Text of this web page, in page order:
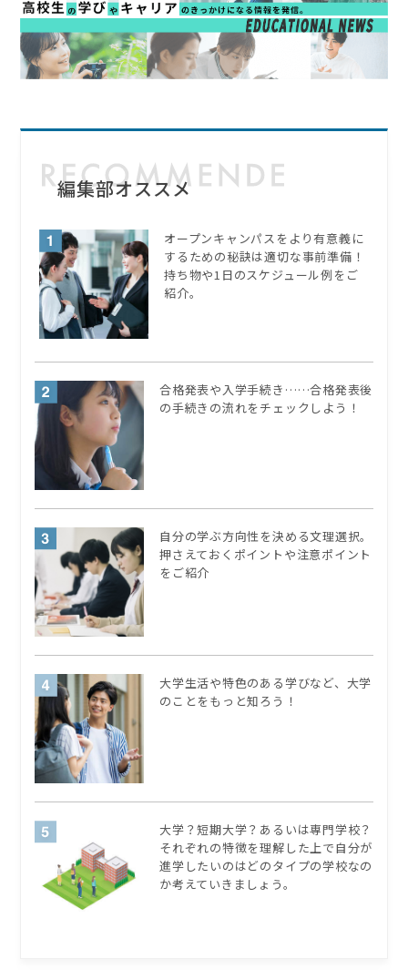
編集部オススメ
オープンキャンパスをより有意義に
するための秘訣は適切な事前準備！
持ち物や1日のスケジュール例をご
紹介。
合格発表や入学手続き……合格発表後
の手続きの流れをチェックしよう！
自分の学ぶ方向性を決める文理選択。
押さえておくポイントや注意ポイント
をご紹介
大学生活や特色のある学びなど、大学
のことをもっと知ろう！
大学？短期大学？あるいは専門学校？
それぞれの特徴を理解した上で自分が
進学したいのはどのタイプの学校なの
か考えていきましょう。